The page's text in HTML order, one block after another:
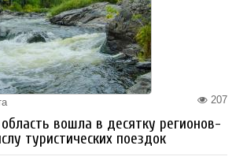
207
вошла в десятку регионов-
туристических поездок